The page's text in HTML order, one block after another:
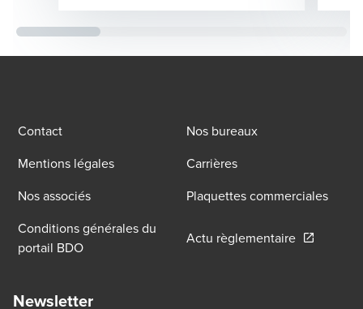
Contact
Nos bureaux
Mentions légales
Carrières
Nos associés
Plaquettes commerciales
Conditions générales du
portail BDO
Actu règlementaireOpens in a
Newsletter